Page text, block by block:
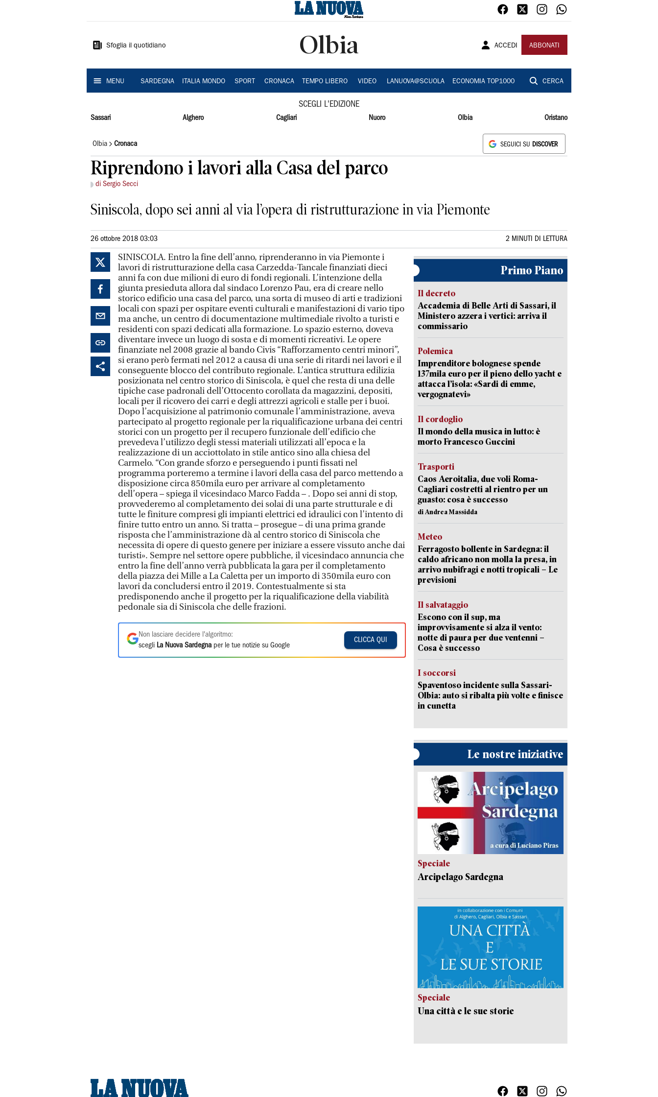
Sardegna
Sfoglia il quotidiano Olbia ACCEDI ABBONATI
MENU SARDEGNA ITALIA MONDO SPORT CRONACA TEMPO LIBERO VIDEO LANUOVA@SCUOLA ECONOMIA TOP1000 CERCA
SCEGLI L'EDIZIONE
Sassari Alghero Cagliari Nuoro Olbia Oristano
Olbia Cronaca SEGUICI SU DISCOVER
Riprendono i lavori alla Casa del parco
di Sergio Secci
Siniscola, dopo sei anni al via l’opera di ristrutturazione in via Piemonte
26 ottobre 2018 03:03 2 MINUTI DI LETTURA
SINISCOLA. Entro la fine dell’anno, riprenderanno in via Piemonte i
lavori di ristrutturazione della casa Carzedda-Tancale finanziati dieci
anni fa con due milioni di euro di fondi regionali. L’intenzione della
giunta presieduta allora dal sindaco Lorenzo Pau, era di creare nello
storico edificio una casa del parco, una sorta di museo di arti e tradizioni
locali con spazi per ospitare eventi culturali e manifestazioni di vario tipo
ma anche, un centro di documentazione multimediale rivolto a turisti e
residenti con spazi dedicati alla formazione. Lo spazio esterno, doveva
diventare invece un luogo di sosta e di momenti ricreativi. Le opere
finanziate nel 2008 grazie al bando Civis “Rafforzamento centri minori”,
si erano però fermati nel 2012 a causa di una serie di ritardi nei lavori e il
conseguente blocco del contributo regionale. L’antica struttura edilizia
posizionata nel centro storico di Siniscola, è quel che resta di una delle
tipiche case padronali dell’Ottocento corollata da magazzini, depositi,
locali per il ricovero dei carri e degli attrezzi agricoli e stalle per i buoi.
Dopo l’acquisizione al patrimonio comunale l’amministrazione, aveva
partecipato al progetto regionale per la riqualificazione urbana dei centri
storici con un progetto per il recupero funzionale dell’edificio che
prevedeva l’utilizzo degli stessi materiali utilizzati all’epoca e la
realizzazione di un acciottolato in stile antico sino alla chiesa del
Carmelo. “Con grande sforzo e perseguendo i punti fissati nel
programma porteremo a termine i lavori della casa del parco mettendo a
disposizione circa 850mila euro per arrivare al completamento
dell’opera – spiega il vicesindaco Marco Fadda – . Dopo sei anni di stop,
provvederemo al completamento dei solai di una parte strutturale e di
tutte le finiture compresi gli impianti elettrici ed idraulici con l’intento di
finire tutto entro un anno. Si tratta – prosegue – di una prima grande
risposta che l’amministrazione dà al centro storico di Siniscola che
necessita di opere di questo genere per iniziare a essere vissuto anche dai
turisti». Sempre nel settore opere pubbliche, il vicesindaco annuncia che
entro la fine dell’anno verrà pubblicata la gara per il completamento
della piazza dei Mille a La Caletta per un importo di 350mila euro con
lavori da concludersi entro il 2019. Contestualmente si sta
predisponendo anche il progetto per la riqualificazione della viabilità
pedonale sia di Siniscola che delle frazioni.
Non lasciare decidere l'algoritmo:
scegli La Nuova Sardegna per le tue notizie su Google
CLICCA QUI
Primo Piano
Il decreto
Accademia di Belle Arti di Sassari, il
Ministero azzera i vertici: arriva il
commissario
Polemica
Imprenditore bolognese spende
137mila euro per il pieno dello yacht e
attacca l’isola: «Sardi di emme,
vergognatevi»
Il cordoglio
Il mondo della musica in lutto: è
morto Francesco Guccini
Trasporti
Caos Aeroitalia, due voli Roma-
Cagliari costretti al rientro per un
guasto: cosa è successo
di Andrea Massidda
Meteo
Ferragosto bollente in Sardegna: il
caldo africano non molla la presa, in
arrivo nubifragi e notti tropicali – Le
previsioni
Il salvataggio
Escono con il sup, ma
improvvisamente si alza il vento:
notte di paura per due ventenni –
Cosa è successo
I soccorsi
Spaventoso incidente sulla Sassari-
Olbia: auto si ribalta più volte e finisce
in cunetta
Le nostre iniziative
Speciale
Arcipelago Sardegna
Speciale
Una città e le sue storie